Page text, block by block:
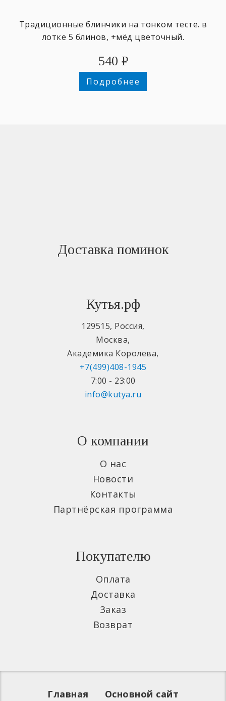
Традиционные блинчики на тонком тесте. в
лотке 5 блинов, +мёд цветочный.
540 ₽
Подробнее
Доставка поминок
Кутья.рф
129515, Россия,
Москва,
Академика Королева,
+7(499)408-1945
7:00 - 23:00
info@kutya.ru
О компании
О нас
Новости
Контакты
Партнёрская программа
Покупателю
Оплата
Доставка
Заказ
Возврат
Главная Основной сайт